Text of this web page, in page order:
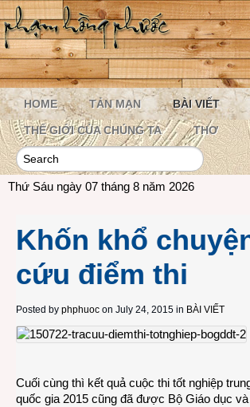
HOME TẢN MẠN BÀI VIẾT
THẾ GIỚI CỦA CHÚNG TA THƠ
Thứ Sáu ngày 07 tháng 8 năm 2026
Khốn khổ
cứu điểm thi
Posted by phphuoc on July 24, 2015 in BÀI VIẾT
Cuối cùng thì kết quả cuộc thi tốt nghiệp
quốc gia 2015 cũng đã được Bộ Giáo dục